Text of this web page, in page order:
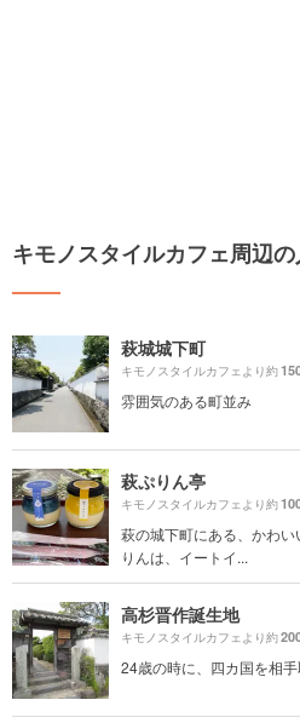
キモノスタイルカフェ周辺
萩城城下町
キモノスタイルカフェより約
雰囲気のある町並み
萩ぷりん亭
キモノスタイルカフェより約
萩の城下町にある、かわ
りんは、イートイ...
高杉晋作誕生地
キモノスタイルカフェより約
24歳の時に、四カ国を相手